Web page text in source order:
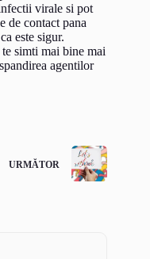
virale si pot
de contact pana
este sigur.
simti mai bine mai
agentilor
URMĂTOR